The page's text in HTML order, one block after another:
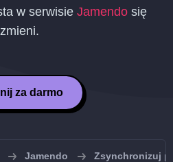
w serwisie Jamendo się
zmieni.
za darmo
Jamendo Zsynchronizuj